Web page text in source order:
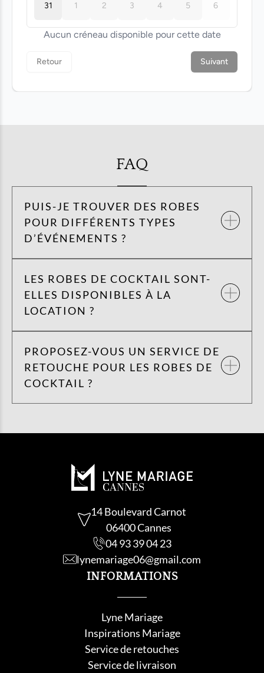
FAQ
PUIS-JE TROUVER DES ROBES
POUR DIFFÉRENTS TYPES
D’ÉVÉNEMENTS ?
LES ROBES DE COCKTAIL SONT-
ELLES DISPONIBLES À LA
LOCATION ?
PROPOSEZ-VOUS UN SERVICE DE
RETOUCHE POUR LES ROBES DE
COCKTAIL ?
14 Boulevard Carnot
06400 Cannes
04 93 39 04 23
lynemariage06@gmail.com
INFORMATIONS
Lyne Mariage
Inspirations Mariage
Service de retouches
Service de livraison